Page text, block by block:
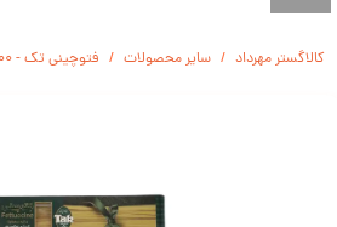
کالاگستر مهرداد سایر محصولات فتوچینی تک - 500 گرم